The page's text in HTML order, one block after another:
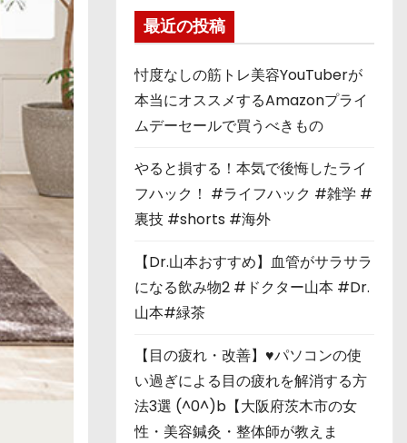
最近の投稿
忖度なしの筋トレ美容YouTuberが
本当にオススメするAmazonプライ
ムデーセールで買うべきもの
やると損する！本気で後悔したライ
フハック！ #ライフハック #雑学 #
裏技 #shorts #海外
【Dr.山本おすすめ】血管がサラサラ
になる飲み物2 #ドクター山本 #Dr.
山本#緑茶
【目の疲れ・改善】♥パソコンの使
い過ぎによる目の疲れを解消する方
法3選 (^0^)b【大阪府茨木市の女
性・美容鍼灸・整体師が教えま